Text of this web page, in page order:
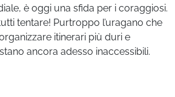
è oggi una sfida per i coraggiosi.
tentare! Purtroppo l’uragano che
itinerari più duri e
ancora adesso inaccessibili.